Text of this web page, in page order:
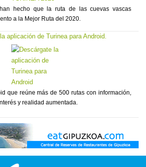
hecho que la ruta de las cuevas vascas
a la Mejor Ruta del 2020.
aplicación de Turinea para Android.
que reúne más de 500 rutas con información,
y realidad aumentada.